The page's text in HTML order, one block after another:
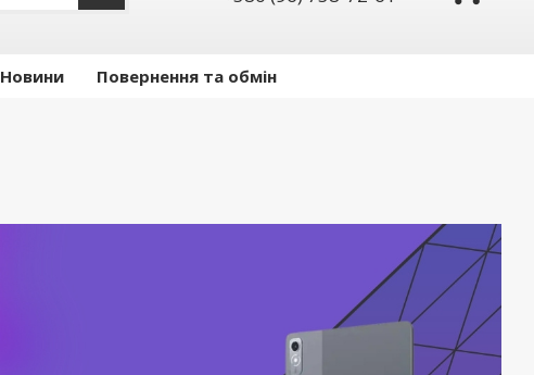
Новини Повернення та обмін